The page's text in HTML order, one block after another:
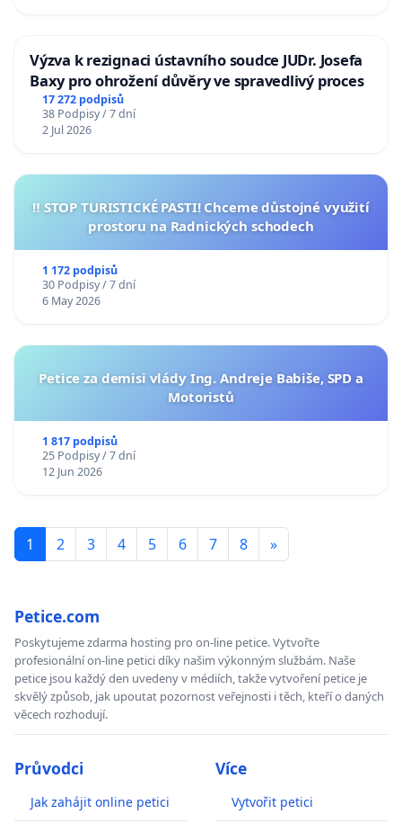
Výzva k rezignaci ústavního soudce JUDr. Josefa
Baxy pro ohrožení důvěry ve spravedlivý proces
17 272 podpisů
38 Podpisy / 7 dní
2 Jul 2026
‼️ STOP TURISTICKÉ PASTI! Chceme důstojné využití
prostoru na Radnických schodech
1 172 podpisů
30 Podpisy / 7 dní
6 May 2026
Petice za demisi vlády Ing. Andreje Babiše, SPD a
Motoristů
1 817 podpisů
25 Podpisy / 7 dní
12 Jun 2026
1 2 3 4 5 6 7 8 »
Petice.com
Poskytujeme zdarma hosting pro on-line petice. Vytvořte
profesionální on-line petici díky našim výkonným službám. Naše
petice jsou každý den uvedeny v médiích, takže vytvoření petice je
skvělý způsob, jak upoutat pozornost veřejnosti i těch, kteří o daných
věcech rozhodují.
Průvodci
Jak zahájit online petici
Více
Vytvořit petici